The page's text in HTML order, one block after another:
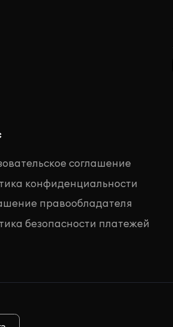
соглашение
конфиденциальности
правообладателя
безопасности платежей